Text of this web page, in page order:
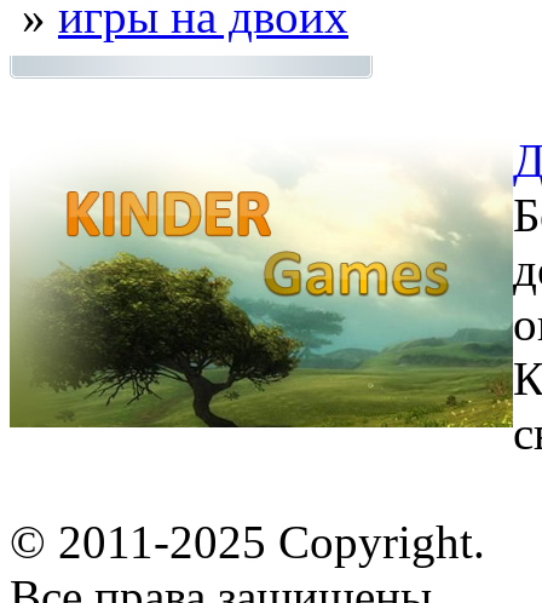
» игры на двоих
© 2011-2025 Copyright.